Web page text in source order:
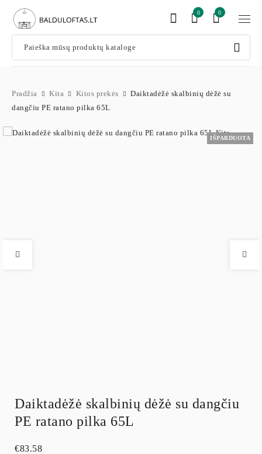
0
0
Pradžia Kita Kitos prekės
Daiktadėžė skalbinių dėžė su
dangčiu PE ratano pilka 65L
IŠPARDUOTA
Daiktadėžė skalbinių dėžė su dangčiu
PE ratano pilka 65L
€83.58